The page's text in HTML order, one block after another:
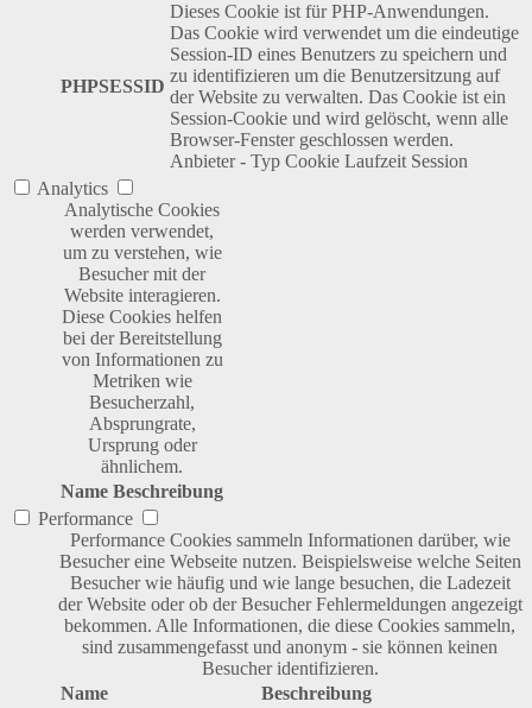
PHPSESSID
Dieses Cookie ist für PHP-Anwendungen.
Das Cookie wird verwendet um die eindeutige
Session-ID eines Benutzers zu speichern und
zu identifizieren um die Benutzersitzung auf
der Website zu verwalten. Das Cookie ist ein
Session-Cookie und wird gelöscht, wenn alle
Browser-Fenster geschlossen werden.
Anbieter - Typ Cookie Laufzeit Session
Analytics
Analytische Cookies
werden verwendet,
um zu verstehen, wie
Besucher mit der
Website interagieren.
Diese Cookies helfen
bei der Bereitstellung
von Informationen zu
Metriken wie
Besucherzahl,
Absprungrate,
Ursprung oder
ähnlichem.
Name Beschreibung
Performance
Performance Cookies sammeln Informationen darüber, wie
Besucher eine Webseite nutzen. Beispielsweise welche Seiten
Besucher wie häufig und wie lange besuchen, die Ladezeit
der Website oder ob der Besucher Fehlermeldungen angezeigt
bekommen. Alle Informationen, die diese Cookies sammeln,
sind zusammengefasst und anonym - sie können keinen
Besucher identifizieren.
Name
Beschreibung